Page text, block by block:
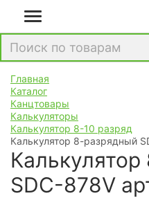
Главная
Каталог
Канцтовары
Калькуляторы
Калькулятор 8-10 разряд
Калькулятор 8-разрядный
SDC-878V